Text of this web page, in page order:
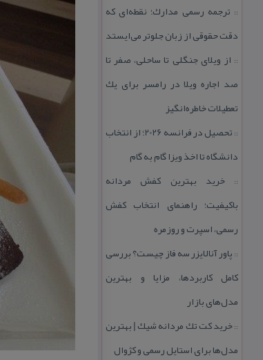
:: ترجمه رسمی مدارك؛ نقطه‌ای كه
دقت حقوقی از زبان جلوتر می‌ایستد
:: از ویلای جنگلی تا ساحلی، صفر تا
صد اجاره ویلا در رامسر برای یك
تعطیلات خاطره‌انگیز
::
تحصیل در فرانسه 2026؛ از انتخاب
دانشگاه تا اخذ ویزا گام به گام
::خرید بهترین كفش مردانه
باكیفیت؛ راهنمای انتخاب كفش
رسمی، اسپرت و روزمره
:: پاور آنالایزر سه فاز چیست؟ بررسی
كامل كاربردها، مزایا و بهترین
مدل‌های بازار
::خرید كت تك مردانه شیك | بهترین
مدل‌ها برای استایل رسمی و كژوال